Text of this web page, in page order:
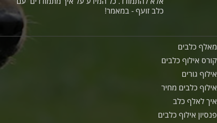
כלב זועף - במאמר!
מאלף כלבים
קורס אילוף כלבים
אילוף גורים
אילוף כלבים מחיר
איך לאלף כלב
פנסיון אילוף כלבים